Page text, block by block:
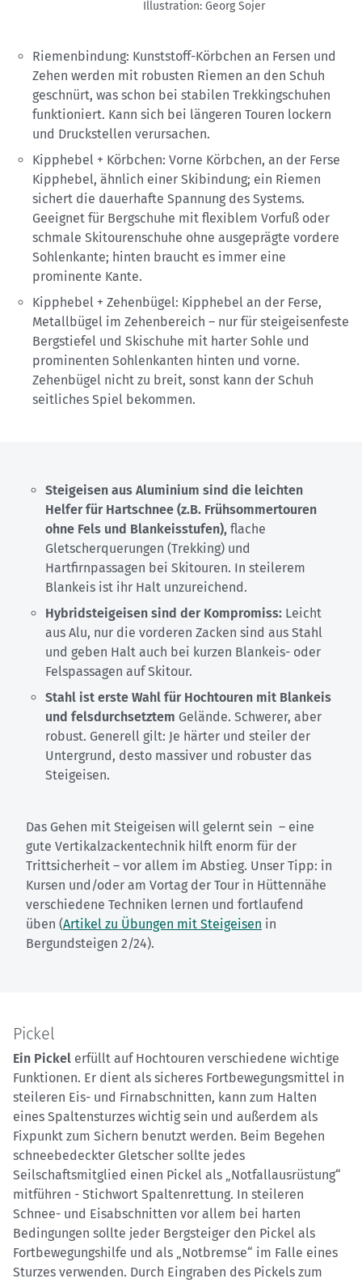
Illustration: Georg Sojer
Riemenbindung: Kunststoff-Körbchen an Fersen und
Zehen werden mit robusten Riemen an den Schuh
geschnürt, was schon bei stabilen Trekkingschuhen
funktioniert. Kann sich bei längeren Touren lockern
und Druckstellen verursachen.
Kipphebel + Körbchen: Vorne Körbchen, an der Ferse
Kipphebel, ähnlich einer Skibindung; ein Riemen
sichert die dauerhafte Spannung des Systems.
Geeignet für Bergschuhe mit flexiblem Vorfuß oder
schmale Skitourenschuhe ohne ausgeprägte vordere
Sohlenkante; hinten braucht es immer eine
prominente Kante.
Kipphebel + Zehenbügel: Kipphebel an der Ferse,
Metallbügel im Zehenbereich – nur für steigeisenfeste
Bergstiefel und Skischuhe mit harter Sohle und
prominenten Sohlenkanten hinten und vorne.
Zehenbügel nicht zu breit, sonst kann der Schuh
seitliches Spiel bekommen.
Steigeisen aus Aluminium sind die leichten
Helfer für Hartschnee (z.B. Frühsommertouren
ohne Fels und Blankeisstufen), flache
Gletscherquerungen (Trekking) und
Hartfirnpassagen bei Skitouren. In steilerem
Blankeis ist ihr Halt unzureichend.
Hybridsteigeisen sind der Kompromiss: Leicht
aus Alu, nur die vorderen Zacken sind aus Stahl
und geben Halt auch bei kurzen Blankeis- oder
Felspassagen auf Skitour.
Stahl ist erste Wahl für Hochtouren mit Blankeis
und felsdurchsetztem Gelände. Schwerer, aber
robust. Generell gilt: Je härter und steiler der
Untergrund, desto massiver und robuster das
Steigeisen.
Das Gehen mit Steigeisen will gelernt sein – eine
gute Vertikalzackentechnik hilft enorm für der
Trittsicherheit – vor allem im Abstieg. Unser Tipp: in
Kursen und/oder am Vortag der Tour in Hüttennähe
verschiedene Techniken lernen und fortlaufend
üben (Artikel zu Übungen mit Steigeisen in
Bergundsteigen 2/24).
Pickel
Ein Pickel erfüllt auf Hochtouren verschiedene wichtige
Funktionen. Er dient als sicheres Fortbewegungsmittel in
steileren Eis- und Firnabschnitten, kann zum Halten
eines Spaltensturzes wichtig sein und außerdem als
Fixpunkt zum Sichern benutzt werden. Beim Begehen
schneebedeckter Gletscher sollte jedes
Seilschaftsmitglied einen Pickel als „Notfallausrüstung“
mitführen - Stichwort Spaltenrettung. In steileren
Schnee- und Eisabschnitten vor allem bei harten
Bedingungen sollte jeder Bergsteiger den Pickel als
Fortbewegungshilfe und als „Notbremse“ im Falle eines
Sturzes verwenden. Durch Eingraben des Pickels zum